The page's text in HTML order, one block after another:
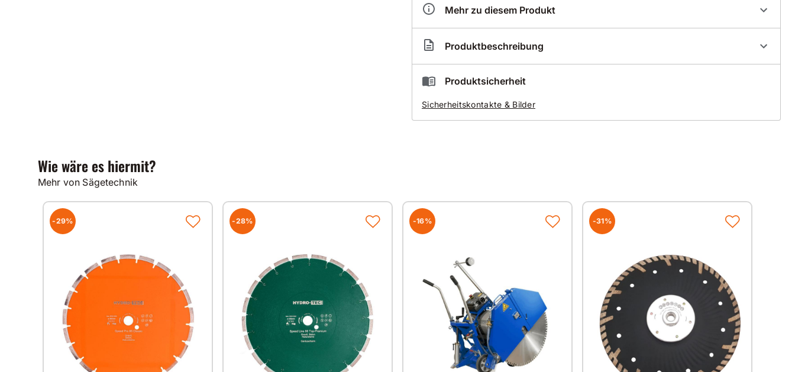
Mehr zu diesem Produkt
Artikelnummer HY000035
Produktbeschreibung
Hydro-Tec Red Line Turbo 09
Nass-Schneiden
Maße
Durchmesser
Segmentbreite
Ø 125mm
2,2
Ø 150mm
2,6
Ø 180mm
Ø 230mm
2,8
Ø 300mm
3,2
Ø 350mm
Produktsicherheit
Sicherheitskontakte & Bilder
Wie wäre es hiermit?
Mehr von Sägetechnik
-29% -28% -16% -31%